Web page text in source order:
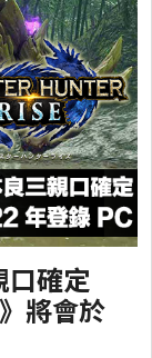
口確定
將會於